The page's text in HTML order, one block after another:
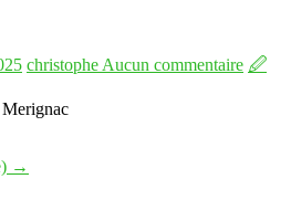
christophe Aucun commentaire 🖉
→